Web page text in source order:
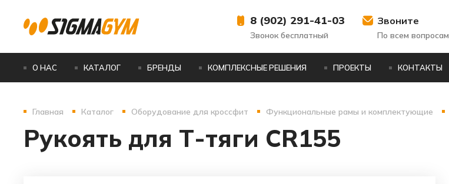
8 (902) 291-41-03
Звонок бесплатный
Звоните
По всем вопросам
О НАС КАТАЛОГ БРЕНДЫ КОМПЛЕКСНЫЕ РЕШЕНИЯ ПРОЕКТЫ КОНТАКТЫ
Главная Каталог Оборудование для кроссфит Функциональные рамы и комплектующие
Рукоять для Т-тяги CR155